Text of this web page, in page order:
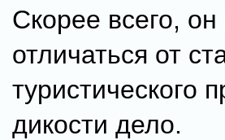
Скорее всего,
отличаться от
туристического
дикости дело.